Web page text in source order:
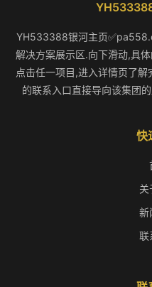
YH533388银河主页
解决方案展示区.向下滑动,具
点击任一项目,进入详情页了
的联系入口直接导向该集团
快
关
新
联